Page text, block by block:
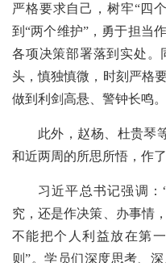
严格要求自己，树牢“四
到“两个维护”，勇于担当
各项决策部署落到实处。
头，慎独慎微，时刻严格
做到利剑高悬、警钟长鸣。
此外，赵杨、杜贵琴
和近两周的所思所悟，作了
习近平总书记强调
究，还是作决策、办事情
不能把个人利益放在第
则”。学员们深度思考、